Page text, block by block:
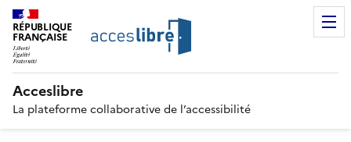
RÉPUBLIQUE
FRANÇAISE
Acceslibre
La plateforme collaborative de l’accessibilité